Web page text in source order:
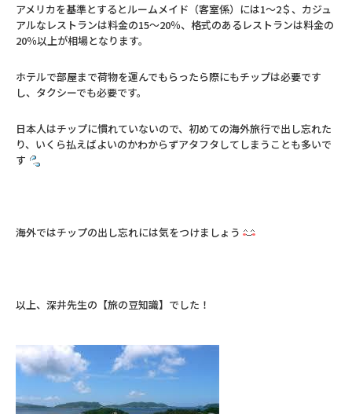
アメリカを基準とするとルームメイド（客室係）には1～2＄、カジュ
アルなレストランは料金の15～20％、格式のあるレストランは料金の
20％以上が相場となります。
ホテルで部屋まで荷物を運んでもらったら際にもチップは必要です
し、タクシーでも必要です。
日本人はチップに慣れていないので、初めての海外旅行で出し忘れた
り、いくら払えばよいのかわからずアタフタしてしまうことも多いで
す
海外ではチップの出し忘れには気をつけましょう
以上、深井先生の【旅の豆知識】でした！